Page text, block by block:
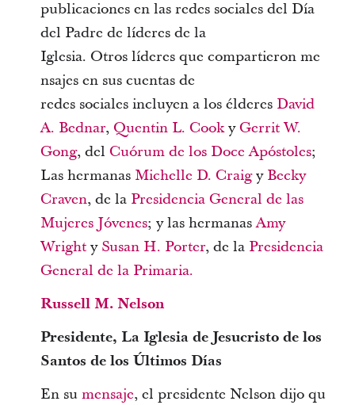
publicaciones en las redes sociales del Día
del Padre de líderes de la
Iglesia. Otros líderes que compartieron me
nsajes en sus cuentas de
redes sociales incluyen a los élderes David
A. Bednar, Quentin L. CookyGerrit W.
Gong, del Cuórum de los Doce Apóstoles;
Las hermanas Michelle D. Craigy Becky
Craven, de la Presidencia General de las
Mujeres Jóvenes; y las hermanasAmy
Wrighty Susan H. Porter, de la Presidencia
General de la Primaria.
Russell M. Nelson
Presidente, La Iglesia de Jesucristo de los
Santos de los Últimos Días
En su mensaje, el presidente Nelson dijo qu